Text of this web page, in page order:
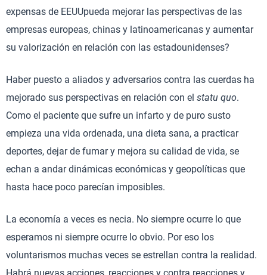
expensas de EEUUpueda mejorar las perspectivas de las
empresas europeas, chinas y latinoamericanas y aumentar
su valorización en relación con las estadounidenses?
Haber puesto a aliados y adversarios contra las cuerdas ha
mejorado sus perspectivas en relación con el statu quo.
Como el paciente que sufre un infarto y de puro susto
empieza una vida ordenada, una dieta sana, a practicar
deportes, dejar de fumar y mejora su calidad de vida, se
echan a andar dinámicas económicas y geopolíticas que
hasta hace poco parecían imposibles.
La economía a veces es necia. No siempre ocurre lo que
esperamos ni siempre ocurre lo obvio. Por eso los
voluntarismos muchas veces se estrellan contra la realidad.